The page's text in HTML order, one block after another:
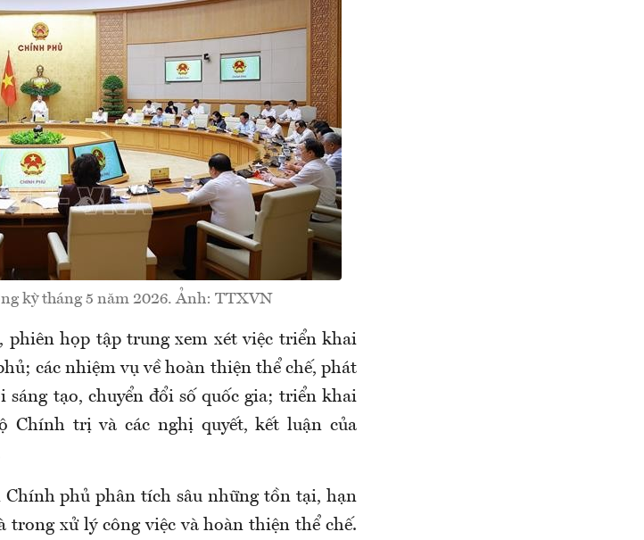
kỳ tháng 5 năm 2026. Ảnh: TTXVN
phiên họp tập trung xem xét việc triển khai
các nhiệm vụ về hoàn thiện thể chế, phát
tạo, chuyển đổi số quốc gia; triển khai
Chính trị và các nghị quyết, kết luận của
phủ phân tích sâu những tồn tại, hạn
trong xử lý công việc và hoàn thiện thể chế.